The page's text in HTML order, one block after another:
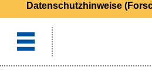
Datenschutzhinweise